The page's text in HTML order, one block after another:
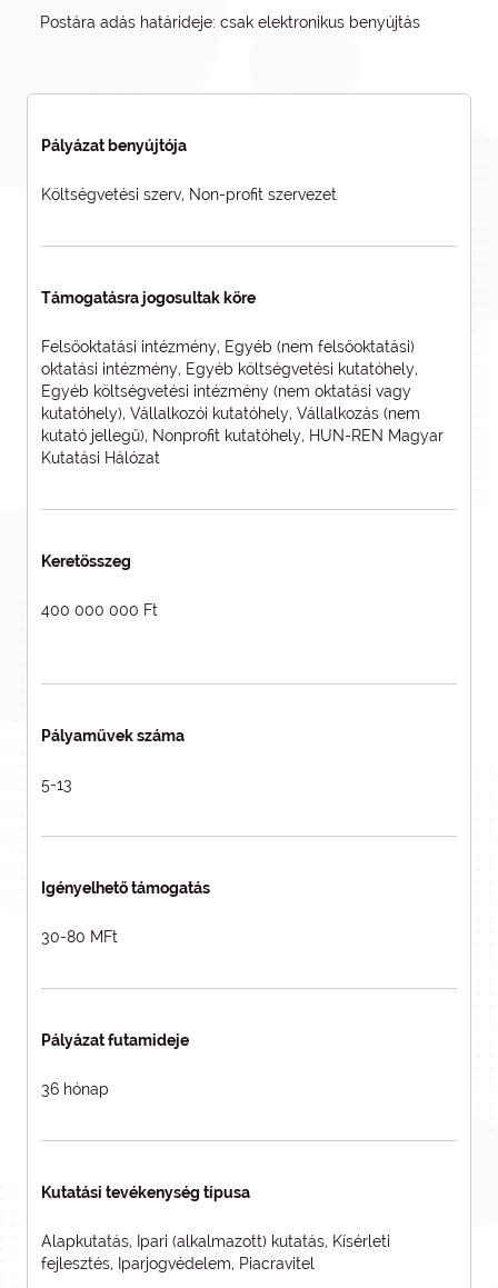
Postára adás határideje: csak elektronikus benyújtás
Pályázat benyújtója
Költségvetési szerv, Non-profit szervezet
Támogatásra jogosultak köre
Felsőoktatási intézmény, Egyéb (nem felsőoktatási)
oktatási intézmény, Egyéb költségvetési kutatóhely,
Egyéb költségvetési intézmény (nem oktatási vagy
kutatóhely), Vállalkozói kutatóhely, Vállalkozás (nem
kutató jellegű), Nonprofit kutatóhely, HUN-REN Magyar
Kutatási Hálózat
Keretösszeg
400 000 000 Ft
Pályaművek száma
5-13
Igényelhető támogatás
30-80 MFt
Pályázat futamideje
36 hónap
Kutatási tevékenység típusa
Alapkutatás, Ipari (alkalmazott) kutatás, Kísérleti
fejlesztés, Iparjogvédelem, Piacravitel